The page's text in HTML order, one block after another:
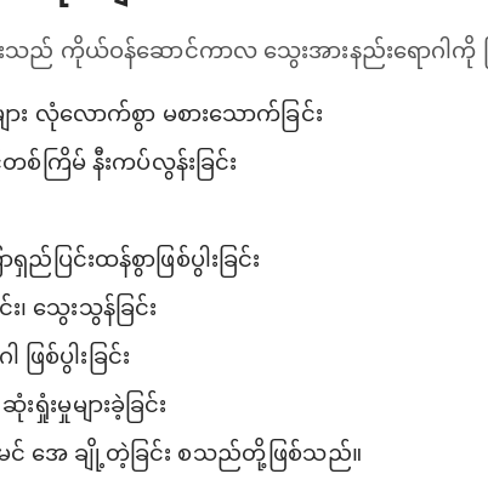
းသည် ကိုယ်ဝန်ဆောင်ကာလ သွေးအားနည်းရောဂါကို
လုံလောက်စွာ မစားသောက်ခြင်း
ကြိမ် နီးကပ်လွန်းခြင်း
ြင်းထန်စွာဖြစ်ပွါးခြင်း
သွေးသွန်ခြင်း
ြစ်ပွါးခြင်း
းမှုများခဲ့ခြင်း
မင် အေ ချို့တဲ့ခြင်း စသည်တို့ဖြစ်သည်။